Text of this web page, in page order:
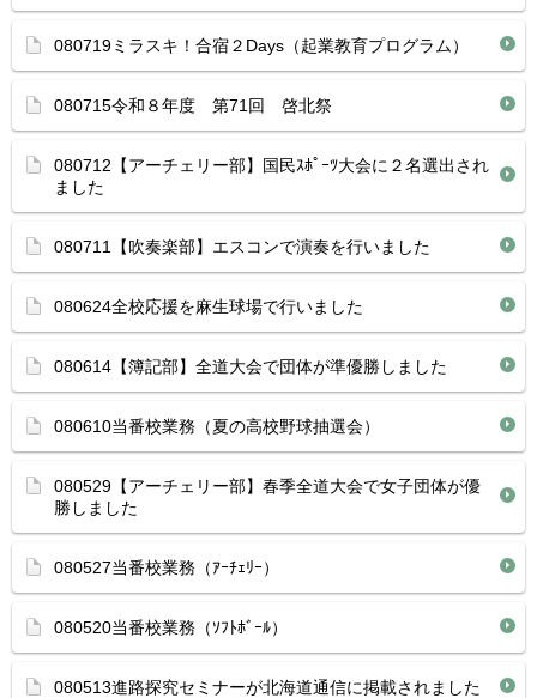
080719ミラスキ！合宿２Days（起業教育プログラム）
080715令和８年度 第71回 啓北祭
080712【アーチェリー部】国民ｽﾎﾟｰﾂ大会に２名選出され
ました
080711【吹奏楽部】エスコンで演奏を行いました
080624全校応援を麻生球場で行いました
080614【簿記部】全道大会で団体が準優勝しました
080610当番校業務（夏の高校野球抽選会）
080529【アーチェリー部】春季全道大会で女子団体が優
勝しました
080527当番校業務（ｱｰﾁｪﾘｰ）
080520当番校業務（ｿﾌﾄﾎﾞｰﾙ）
080513進路探究セミナーが北海道通信に掲載されました